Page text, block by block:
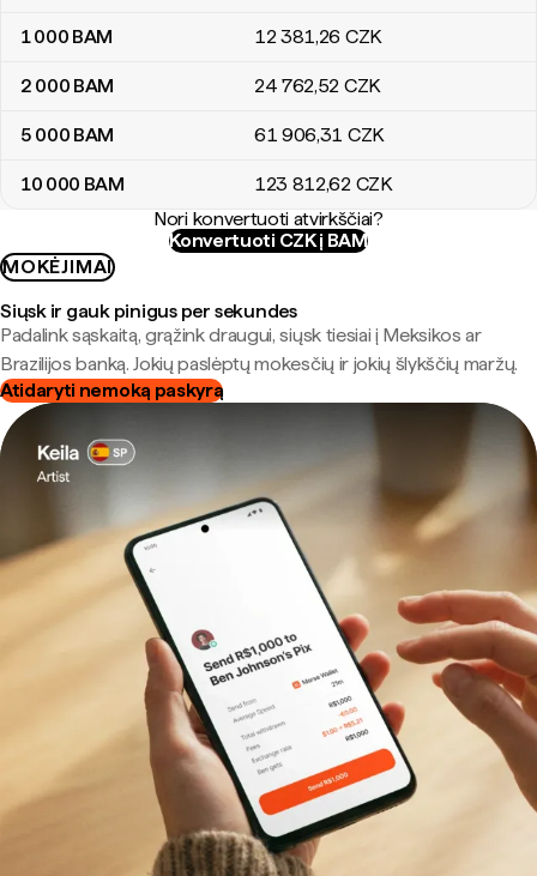
1 000 BAM 12 381,26 CZK
2 000 BAM 24 762,52 CZK
5 000 BAM 61 906,31 CZK
10 000 BAM 123 812,62 CZK
Nori konvertuoti atvirkščiai?
Konvertuoti CZK į BAM
MOKĖJIMAI
Siųsk ir gauk pinigus per sekundes
Padalink sąskaitą, grąžink draugui, siųsk tiesiai į Meksikos ar
Brazilijos banką. Jokių paslėptų mokesčių ir jokių šlykščių maržų.
Atidaryti nemoką paskyrą